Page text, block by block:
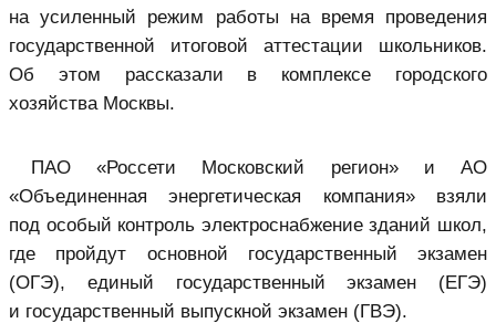
на усиленный режим работы на время проведения
государственной итоговой аттестации школьников.
Об этом рассказали в комплексе городского
хозяйства Москвы.
ПАО «Россети Московский регион» и АО
«Объединенная энергетическая компания» взяли
под особый контроль электроснабжение зданий школ,
где пройдут основной государственный экзамен
(ОГЭ), единый государственный экзамен (ЕГЭ)
и государственный выпускной экзамен (ГВЭ).